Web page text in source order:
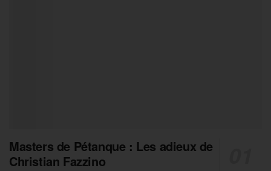
Masters de Pétanque : Les adieux de
Christian Fazzino